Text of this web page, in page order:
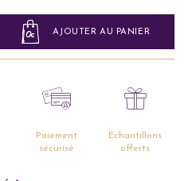
AJOUTER AU PANIER
Paiement
sécurisé
Échantillons
offerts